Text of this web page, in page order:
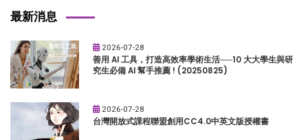
最新消息
2026-07-28
善用 AI 工具，打造高效率學術生活──10 大大學生與研
究生必備 AI 幫手推薦 ! (20250825)
2026-07-28
台灣開放式課程聯盟創用CC4.0中英文版授權書